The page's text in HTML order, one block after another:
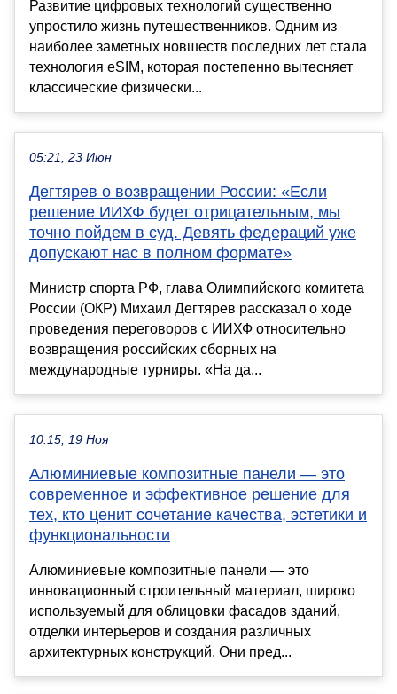
Развитие цифровых технологий существенно
упростило жизнь путешественников. Одним из
наиболее заметных новшеств последних лет стала
технология eSIM, которая постепенно вытесняет
классические физически...
05:21, 23 Июн
Дегтярев о возвращении России: «Если
решение ИИХФ будет отрицательным, мы
точно пойдем в суд. Девять федераций уже
допускают нас в полном формате»
Министр спорта РФ, глава Олимпийского комитета
России (ОКР) Михаил Дегтярев рассказал о ходе
проведения переговоров с ИИХФ относительно
возвращения российских сборных на
международные турниры. «На да...
10:15, 19 Ноя
Алюминиевые композитные панели — это
современное и эффективное решение для
тех, кто ценит сочетание качества, эстетики и
функциональности
Алюминиевые композитные панели — это
инновационный строительный материал, широко
используемый для облицовки фасадов зданий,
отделки интерьеров и создания различных
архитектурных конструкций. Они пред...